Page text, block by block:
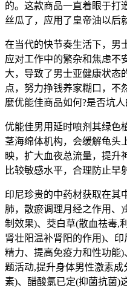
的。这款商品一直着眼于打
丝瓜了，应用了皇帝油以后
在当代的快节奏生活下，男
应对工作中的繁杂和焦虑不
大，导致了男士亚健康状态
点，努力挣钱养家糊口，不
麼优能佳商品如何?是否坑
优能佳男用延时喷剂其绿色
茎海绵体机构，会缓解龟头
映，扩大血夜总流量，提升
比较敏感水平，合理防止早
印尼珍贵的中药材获取在其
肺，散瘀调理月经之作用、
制效果)、茭白草(散血祛毒,
肾壮阳温补肾阳的作用)、
精力、提高免疫力和性功能
题活动,提升身体男性激素
素)、醋酸氯已定(抑菌抗菌)